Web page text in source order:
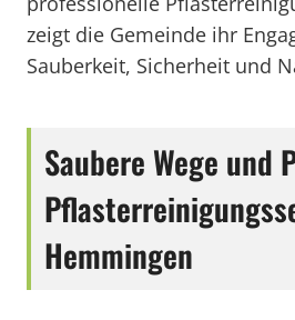
zeigt die Gemeinde ihr
Sauberkeit, Sicherheit und
Saubere Wege und
Hemmingen